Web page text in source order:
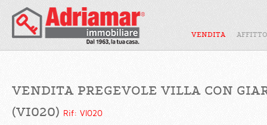
VENDITA AFFITTO
VENDITA PREGEVOLE VILLA CON
(VI020) Rif: VI020